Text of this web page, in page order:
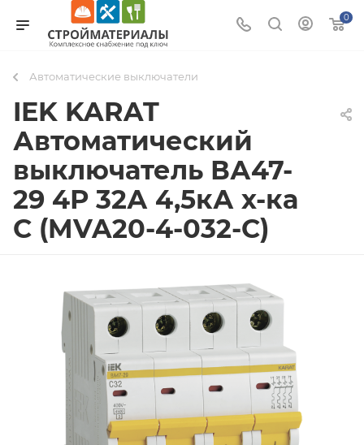
0
Автоматические выключатели
IEK KARAT
Автоматический
выключатель ВА47-
29 4Р 32А 4,5кА х-ка
С (MVA20-4-032-C)